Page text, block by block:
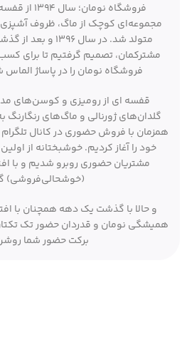
فروشگاه
مجموعه‌ای کوچک از ماگ، ظروف
متولد شد. در سال
مشترکمان، تصمیم گرفتیم تا برای
فروشگاه نومان را در پاساژ
قفسه ای از رومیزی و کوسن‌های
گلدان‌های ژورنالی و ماگ‌های رنگارنگ
همزمان با فروش حضوری در کانال تلگرام
خود را آغاز کردیم. خوشبختانه از
مشتریان حضوری روبرو شدیم و با
(خوشحالی‌فروشی)
و حالا با گذشت یک دهه همچنان با
همیشگی نومان و قدردان حضور تک
برکت حضور شما